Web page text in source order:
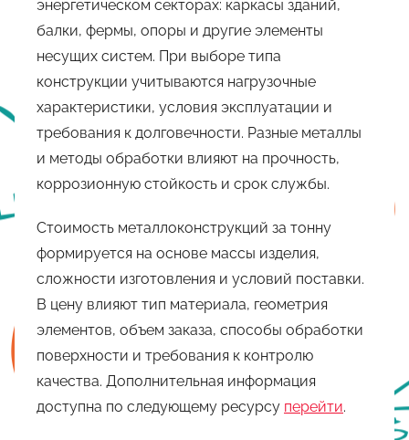
энергетическом секторах: каркасы зданий,
балки, фермы, опоры и другие элементы
несущих систем. При выборе типа
конструкции учитываются нагрузочные
характеристики, условия эксплуатации и
требования к долговечности. Разные металлы
и методы обработки влияют на прочность,
коррозионную стойкость и срок службы.
Стоимость металлоконструкций за тонну
формируется на основе массы изделия,
сложности изготовления и условий поставки.
В цену влияют тип материала, геометрия
элементов, объем заказа, способы обработки
поверхности и требования к контролю
качества. Дополнительная информация
доступна по следующему ресурсу перейти.